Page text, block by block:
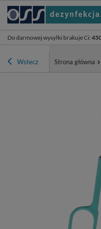
Do darmowej wysyłki brakuje Ci:
Wstecz Strona główna